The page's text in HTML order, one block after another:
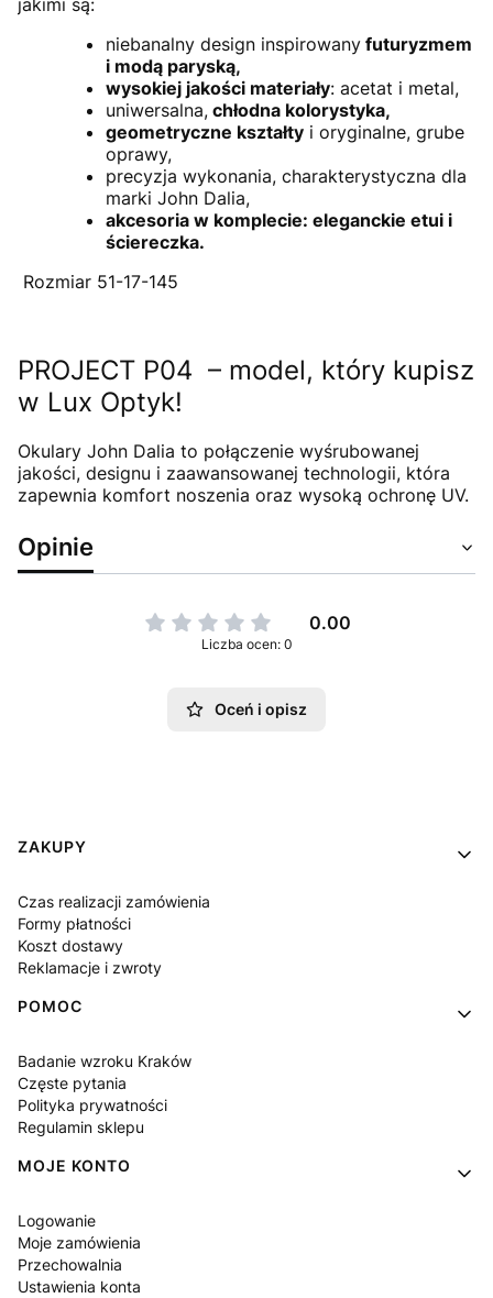
niebanalny design inspirowany futuryzmem
i modą paryską,
wysokiej jakości materiały: acetat i metal,
uniwersalna, chłodna kolorystyka,
geometryczne kształty i oryginalne, grube
oprawy,
precyzja wykonania, charakterystyczna dla
marki John Dalia,
akcesoria w komplecie: eleganckie etui i
ściereczka.
Rozmiar 51-17-145
PROJECT P04 – model, który kupisz
w Lux Optyk!
Okulary John Dalia to połączenie wyśrubowanej
jakości, designu i zaawansowanej technologii, która
zapewnia komfort noszenia oraz wysoką ochronę UV.
Opinie
0.00
Liczba ocen: 0
Oceń i opisz
Linki w stopce
ZAKUPY
Czas realizacji zamówienia
Formy płatności
Koszt dostawy
Reklamacje i zwroty
POMOC
Badanie wzroku Kraków
Częste pytania
Polityka prywatności
Regulamin sklepu
MOJE KONTO
Logowanie
Moje zamówienia
Przechowalnia
Ustawienia konta